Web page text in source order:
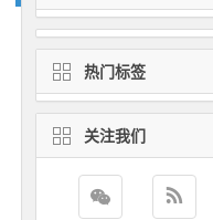
热门标签
关注我们